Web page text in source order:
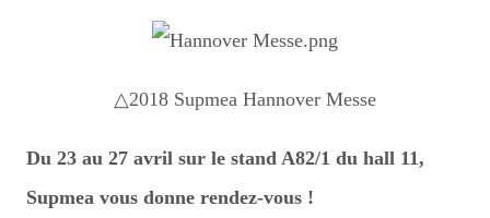
△2018 Supmea Hannover Messe
Du 23 au 27 avril sur le stand A82/1 du hall 11,
Supmea vous donne rendez-vous !